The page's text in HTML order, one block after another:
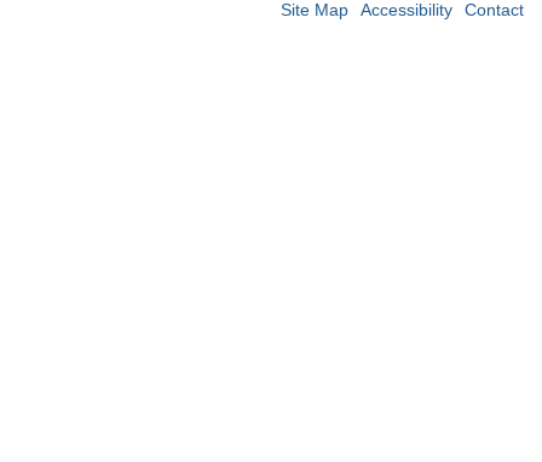
Site Map Accessibility Contact